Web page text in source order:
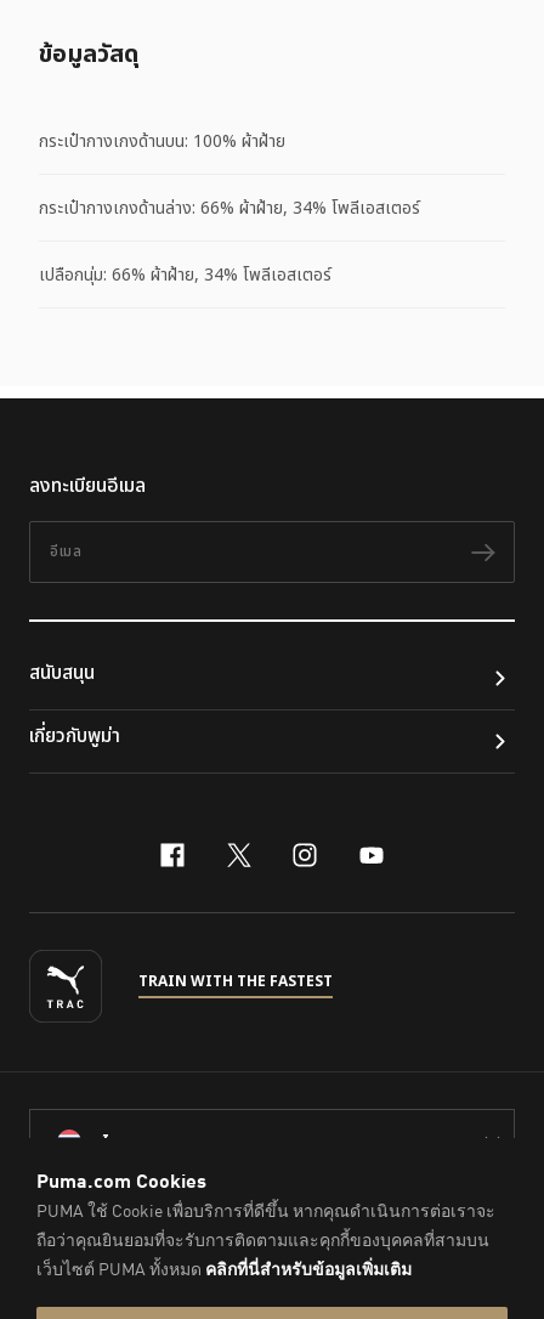
ข้อมูลวัสดุ
กระเป๋ากางเกงด้านบน: 100% ผ้าฝ้าย
กระเป๋ากางเกงด้านล่าง: 66% ผ้าฝ้าย, 34% โพลีเอสเตอร์
เปลือกนุ่ม: 66% ผ้าฝ้าย, 34% โพลีเอสเตอร์
ลงทะเบียนอีเมล
ติดต
สนับสนุน
เกี่ยวกับพูม่า
facebook
x-twitter
instagram
youtube
TRAIN WITH THE FASTEST
ไทย
© PUMA Sports (Thailand) Co., Ltd.,2026. All Rights Reserved.
Company Reg. No. 0105564148338